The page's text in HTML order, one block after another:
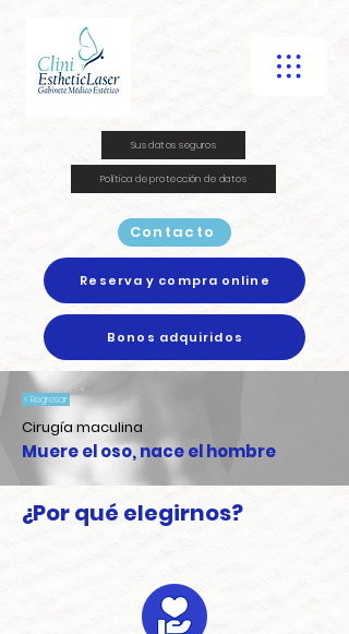
Contacto
Sus datos seguros
Política de protección de datos
Reserva y compra online
Bonos adquiridos
< Regresar
Cirugía maculina
Muere el oso, nace el hombre
¿Por qué elegirnos?